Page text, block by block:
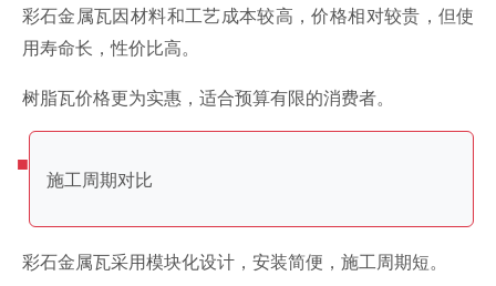
彩石金属瓦因材料和工艺成本较高，价格相对较贵，但使
用寿命长，性价比高。
树脂瓦价格更为实惠，适合预算有限的消费者。
施工周期对比
彩石金属瓦采用模块化设计，安装简便，施工周期短。